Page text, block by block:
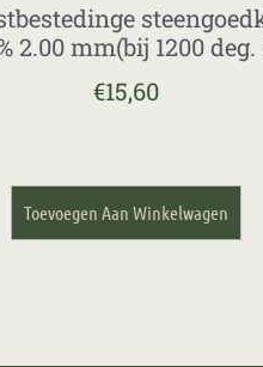
2.00 mm(bij 1200 deg.
€15,60
Toevoegen Aan Winkelwagen